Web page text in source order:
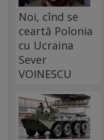
Noi, cînd se
ceartă Polonia
cu Ucraina
Sever
VOINESCU